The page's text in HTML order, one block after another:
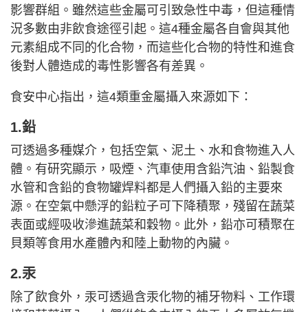
影響群組。雖然這些金屬可引致急性中毒，但這種情
況多數由非飲食途徑引起。這4種金屬各自會與其他
元素組成不同的化合物，而這些化合物的特性和進食
後對人體造成的毒性影響各有差異。
食安中心指出，這4類重金屬攝入來源如下：
1.鉛
可透過多種媒介，包括空氣、泥土、水和食物進入人
體。有研究顯示，吸煙、汽車使用含鉛汽油、鉛製食
水管和含鉛的食物罐焊料都是人們攝入鉛的主要來
源。在空氣中懸浮的鉛粒子可下降積聚，殘留在蔬菜
表面或經吸收滲進蔬菜和穀物。此外，鉛亦可積聚在
貝類等食用水產體內和陸上動物的內臟。
2.汞
除了飲食外，汞可透過含汞化物的補牙物料、工作環